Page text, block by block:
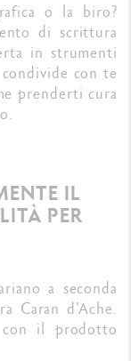
o la biro?
di scrittura
in strumenti
con te
prenderti cura
IL
PER
a seconda
Caran d'Ache.
il prodotto